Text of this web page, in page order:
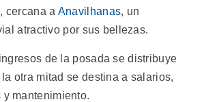
cercana a Anavilhanas, un
atractivo por sus bellezas.
de la posada se distribuye
otra mitad se destina a salarios,
mantenimiento.